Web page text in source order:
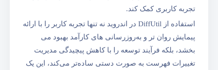
تجربه کاربری کمک کند.
استفاده از DiffUtil در اندروید نه تنها تجربه کاربر را با ارائه
پیمایش روان‌ تر و به‌روزرسانی‌ های کارآمد بهبود می‌
بخشد، بلکه فرآیند توسعه را با کاهش پیچیدگی مدیریت
تغییرات فهرست به صورت دستی ساده‌تر می‌کند، این یک